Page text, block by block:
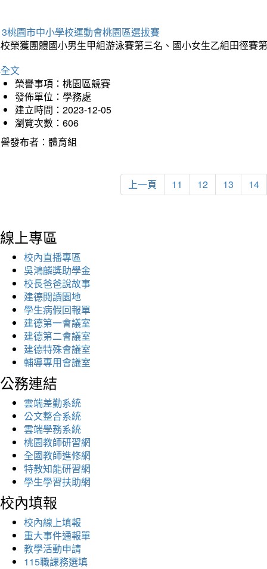
桃園市中小學校運動會桃園區選拔賽
榮獲團體國小男生甲組游泳賽第三名、國小女生乙組田徑賽
文
榮譽事項：桃園區競賽
發佈單位：學務處
建立時間：2023-12-05
瀏覽次數：606
發布者：體育組
上一頁 11 12 13 14
線上專區
校內直播專區
吳鴻麟獎助學金
校長爸爸說故事
建德閱讀園地
學生病假回報單
建德第一會議室
建德第二會議室
建德特殊會議室
輔導專用會議室
公務連結
雲端差勤系統
公文整合系統
雲端學務系統
桃園教師研習網
全國教師進修網
特教知能研習網
學生學習扶助網
校內填報
校內線上填報
重大事件通報單
教學活動申請
115職課務選填